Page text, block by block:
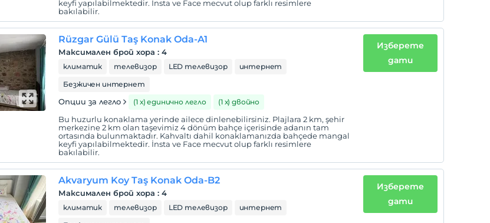
keyfi yapılabilmektedir. İnsta ve Face mecvut olup farklı resimlere
bakılabilir.
Rüzgar Gülü Taş Konak Oda-A1
Максимален брой хора :4
климатик телевизор LED телевизор
интернет
Безжичен интернет
Опции за легло (1 х) единично легло (1 х) двойно
Bu huzurlu konaklama yerinde ailece dinlenebilirsiniz. Plajlara 2 km, şehir
merkezine 2 km olan taşevimiz 4 dönüm bahçe içerisinde adanın tam
ortasında bulunmaktadır. Kahvaltı dahil konaklamanızda bahçede mangal
keyfi yapılabilmektedir. İnsta ve Face mecvut olup farklı resimlere
bakılabilir.
Изберете
дати
Akvaryum Koy Taş Konak Oda-B2
Максимален брой хора :4
климатик телевизор LED телевизор
интернет
Изберете
дати